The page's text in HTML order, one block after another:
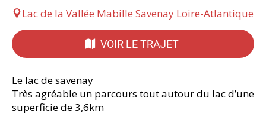
Lac de la Vallée Mabille Savenay Loire-Atlantique
VOIR LE TRAJET
Le lac de savenay
Très agréable un parcours tout autour du lac d’une
superficie de 3,6km